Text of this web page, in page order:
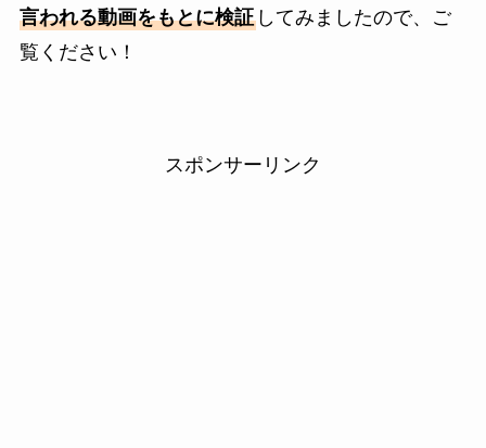
言われる動画をもとに検証してみましたので、ご
覧ください！
スポンサーリンク